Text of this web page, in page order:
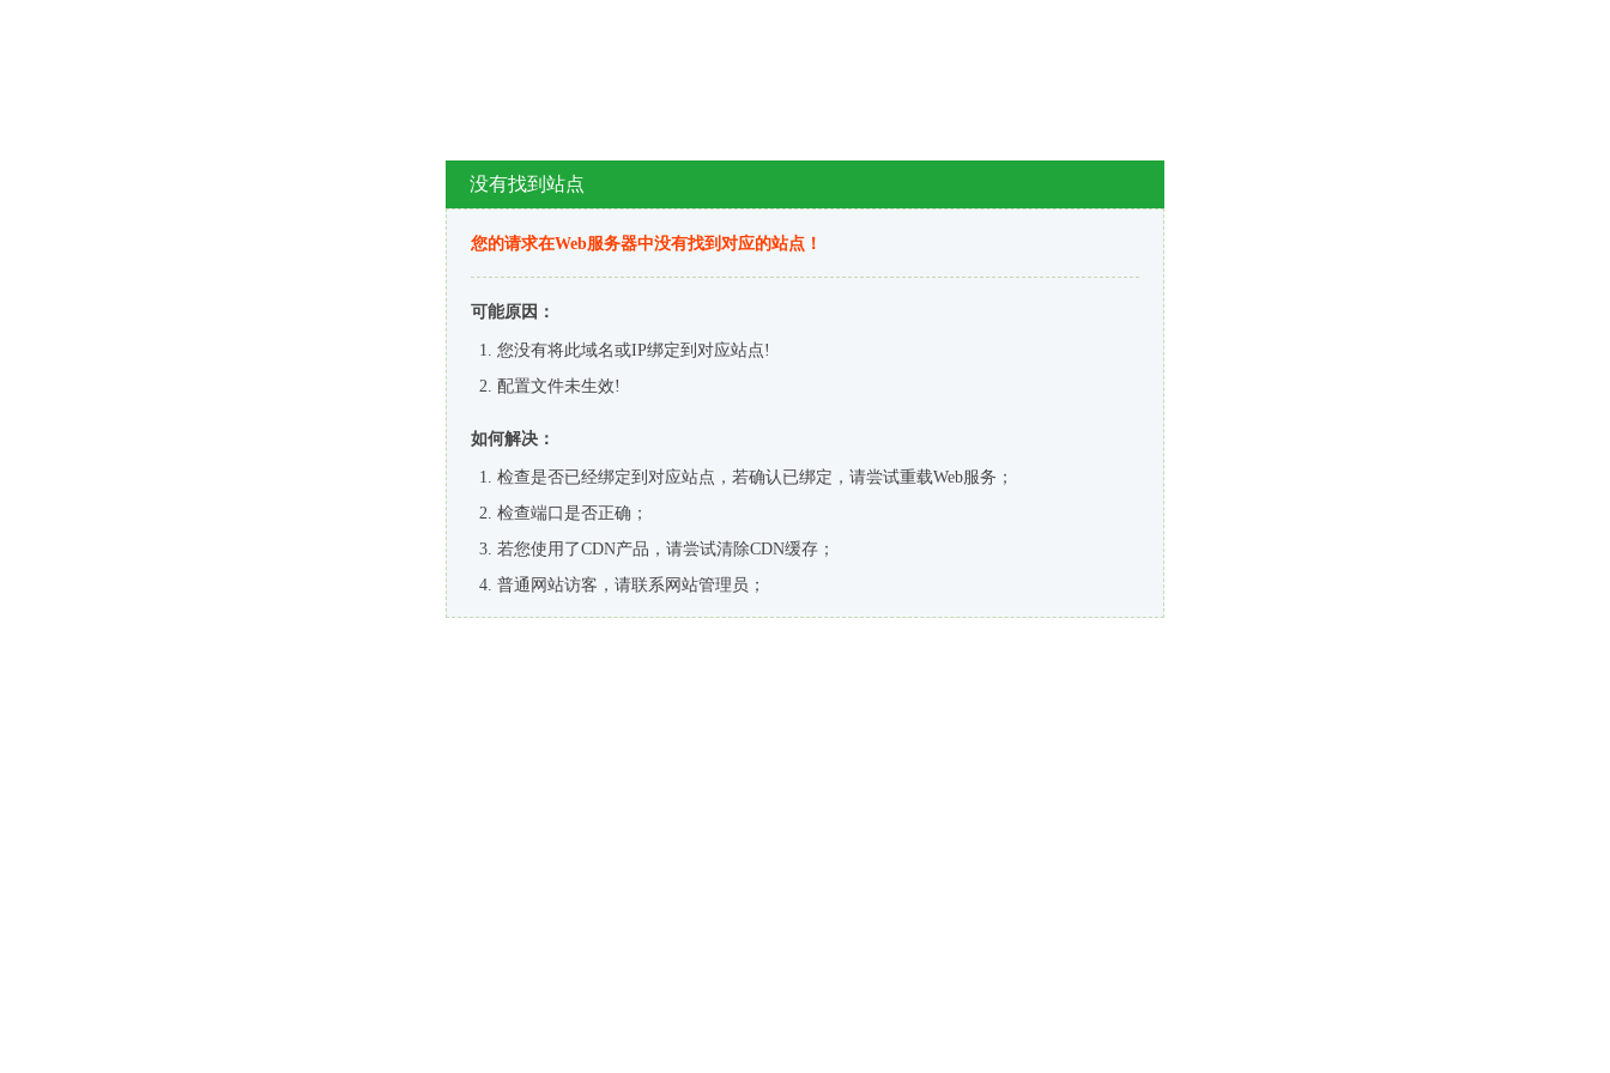
没有找到站点
您的请求在Web服务器中没有找到对应的站点！
可能原因：
您没有将此域名或IP绑定到对应站点!
配置文件未生效!
如何解决：
检查是否已经绑定到对应站点，若确认已绑定，请尝试重载Web服务；
检查端口是否正确；
若您使用了CDN产品，请尝试清除CDN缓存；
普通网站访客，请联系网站管理员；